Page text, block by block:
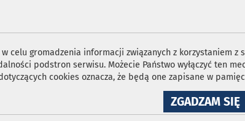
celu gromadzenia informacji związanych z korzystaniem
podstron serwisu. Możecie Państwo wyłączyć ten
cookies oznacza, że będą one zapisane w
ZGADZAM SIĘ